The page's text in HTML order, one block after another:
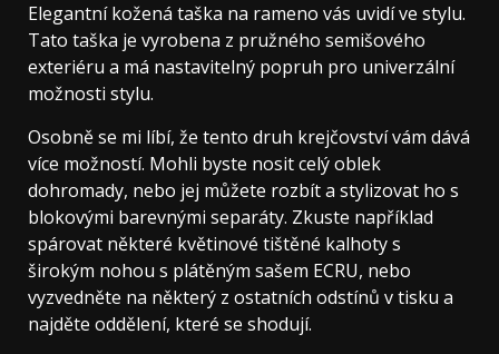
Elegantní kožená taška na rameno vás uvidí ve stylu.
Tato taška je vyrobena z pružného semišového
exteriéru a má nastavitelný popruh pro univerzální
možnosti stylu.
Osobně se mi líbí, že tento druh krejčovství vám dává
více možností. Mohli byste nosit celý oblek
dohromady, nebo jej můžete rozbít a stylizovat ho s
blokovými barevnými separáty. Zkuste například
spárovat některé květinové tištěné kalhoty s
širokým nohou s plátěným sašem ECRU, nebo
vyzvedněte na některý z ostatních odstínů v tisku a
najděte oddělení, které se shodují.